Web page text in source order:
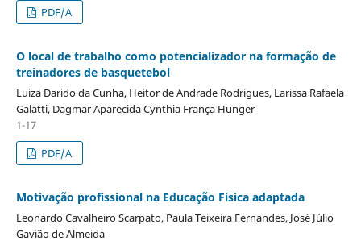
PDF/A
O local de trabalho como potencializador na formação de
treinadores de basquetebol
Luiza Darido da Cunha, Heitor de Andrade Rodrigues, Larissa Rafaela
Galatti, Dagmar Aparecida Cynthia França Hunger
1-17
PDF/A
Motivação profissional na Educação Física adaptada
Leonardo Cavalheiro Scarpato, Paula Teixeira Fernandes, José Júlio
Gavião de Almeida